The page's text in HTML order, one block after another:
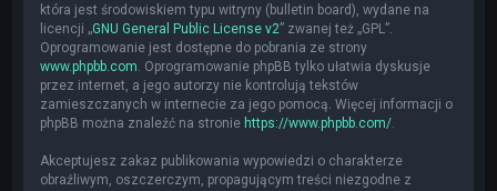
która jest środowiskiem typu witryny (bulletin board), wydane na
licencji „GNU General Public License v2” zwanej też „GPL”.
Oprogramowanie jest dostępne do pobrania ze strony
www.phpbb.com . Oprogramowanie phpBB tylko ułatwia dyskusje
przez internet, a jego autorzy nie kontrolują tekstów
zamieszczanych w internecie za jego pomocą. Więcej informacji o
phpBB można znaleźć na stronie https://www.phpbb.com/
Akceptujesz zakaz publikowania wypowiedzi o charakterze
obraźliwym, oszczerczym, propagującym treści niezgodne z